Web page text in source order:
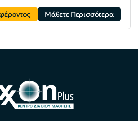
Μάθετε Περισσότερα